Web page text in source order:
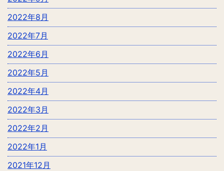
2022年8月
2022年7月
2022年6月
2022年5月
2022年4月
2022年3月
2022年2月
2022年1月
2021年12月